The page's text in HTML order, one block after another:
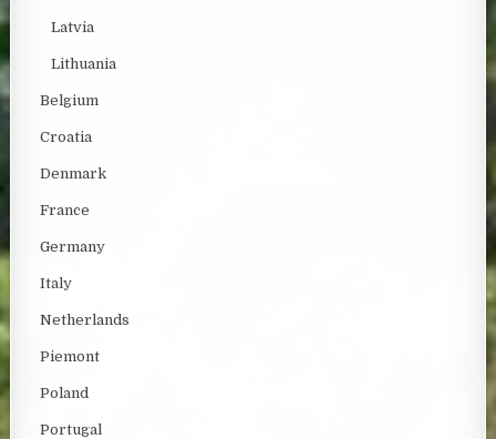
Latvia
Lithuania
Belgium
Croatia
Denmark
France
Germany
Italy
Netherlands
Piemont
Poland
Portugal